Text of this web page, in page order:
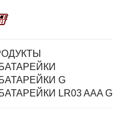
G
LR03 AAA G